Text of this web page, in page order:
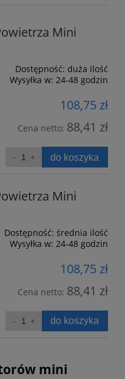
Mini
Dostępność: duża ilość
Wysyłka w: 24-48 godzin
108,75 zł
Cena netto: 88,41 zł
do koszyka
Mini
Dostępność: średnia ilość
Wysyłka w: 24-48 godzin
108,75 zł
Cena netto: 88,41 zł
do koszyka
mini